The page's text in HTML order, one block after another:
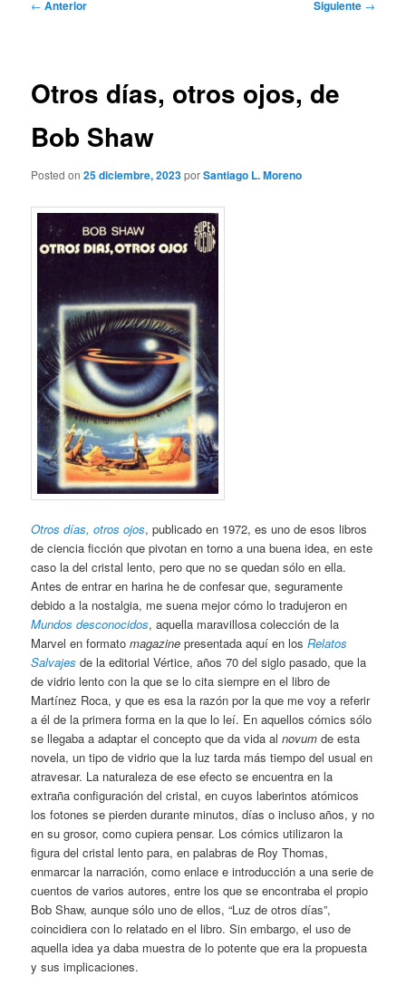
← Anterior Siguiente →
Otros días, otros ojos, de
Bob Shaw
Posted on25 diciembre, 2023porSantiago L. Moreno
Otros días, otros ojos, publicado en 1972, es uno de esos libros
de ciencia ficción que pivotan en torno a una buena idea, en este
caso la del cristal lento, pero que no se quedan sólo en ella.
Antes de entrar en harina he de confesar que, seguramente
debido a la nostalgia, me suena mejor cómo lo tradujeron en
Mundos desconocidos, aquella maravillosa colección de la
Marvel en formatomagazine presentada aquí en losRelatos
Salvajes de la editorial Vértice, años 70 del siglo pasado, que la
de vidrio lento con la que se lo cita siempre en el libro de
Martínez Roca, y que es esa la razón por la que me voy a referir
a él de la primera forma en la que lo leí. En aquellos cómics sólo
se llegaba a adaptar el concepto que da vida alnovum de esta
novela, un tipo de vidrio que la luz tarda más tiempo del usual en
atravesar. La naturaleza de ese efecto se encuentra en la
extraña configuración del cristal, en cuyos laberintos atómicos
los fotones se pierden durante minutos, días o incluso años, y no
en su grosor, como cupiera pensar. Los cómics utilizaron la
figura del cristal lento para, en palabras de Roy Thomas,
enmarcar la narración, como enlace e introducción a una serie de
cuentos de varios autores, entre los que se encontraba el propio
Bob Shaw, aunque sólo uno de ellos, “Luz de otros días”,
coincidiera con lo relatado en el libro. Sin embargo, el uso de
aquella idea ya daba muestra de lo potente que era la propuesta
y sus implicaciones.